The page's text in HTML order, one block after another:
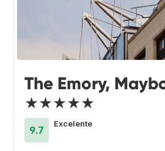
The Emory,
★★★★★
9.7
Excelente